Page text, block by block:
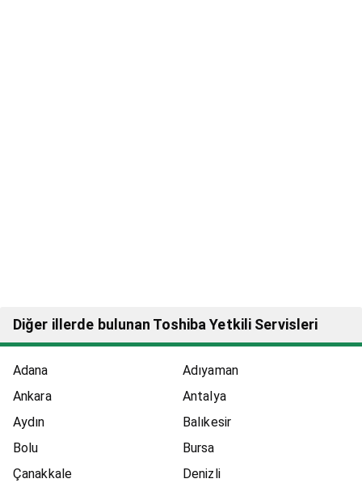
Diğer illerde bulunan Toshiba Yetkili Servisleri
Adana
Adıyaman
Ankara
Antalya
Aydın
Balıkesir
Bolu
Bursa
Çanakkale
Denizli